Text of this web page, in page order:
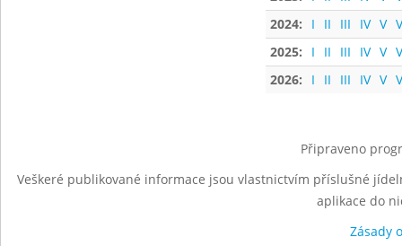
2024:
I II III IV V
2025:
I II III IV V
2026:
I II III IV V
Připraveno
Veškeré publikované informace jsou vlastnictvím příslušné
aplikace do
Zásady